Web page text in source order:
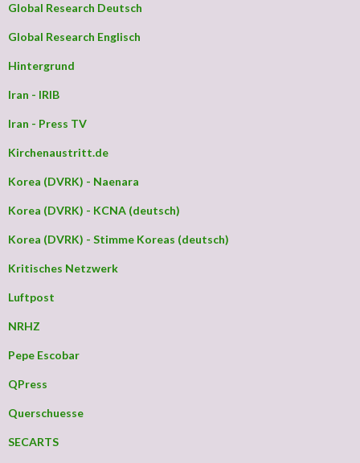
Global Research Deutsch
Global Research Englisch
Hintergrund
Iran - IRIB
Iran - Press TV
Kirchenaustritt.de
Korea (DVRK) - Naenara
Korea (DVRK) - KCNA (deutsch)
Korea (DVRK) - Stimme Koreas (deutsch)
Kritisches Netzwerk
Luftpost
NRHZ
Pepe Escobar
QPress
Querschuesse
SECARTS